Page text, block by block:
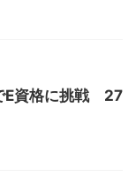
E資格に挑戦 27